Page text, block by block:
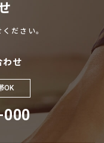
ださい。
わせ
OK
000